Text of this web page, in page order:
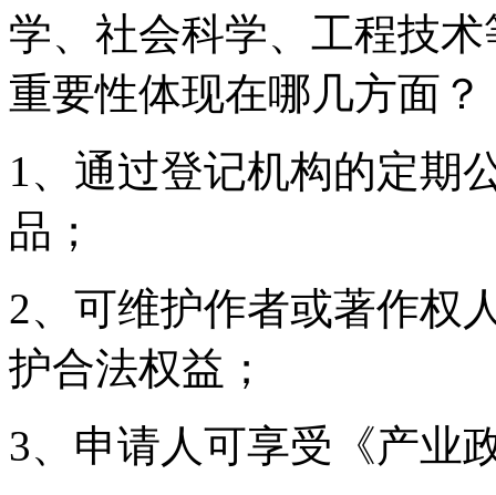
学、社会科学、工程技
重要性体现在哪几方面？
1、通过登记机构的定期
品；
2、可维护作者或著作权
护合法权益；
3、申请人可享受《产业